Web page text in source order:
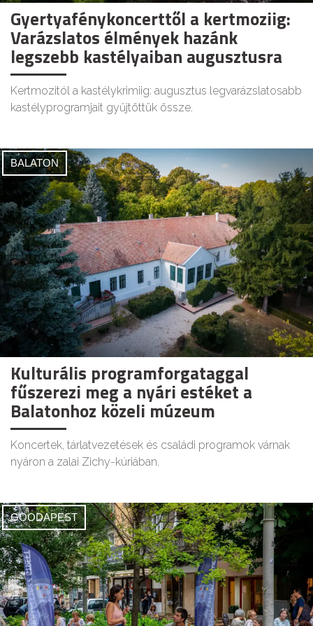
Gyertyafénykoncerttől a kertmoziig:
Varázslatos élmények hazánk
legszebb kastélyaiban augusztusra
Kertmozitól a kastélykrimiig: augusztus legvarázslatosabb
kastélyprogramjait gyűjtöttük össze.
BALATON
Kulturális programforgataggal
fűszerezi meg a nyári estéket a
Balatonhoz közeli múzeum
Koncertek, tárlatvezetések és családi programok várnak
nyáron a zalai Zichy-kúriában.
GOODAPEST